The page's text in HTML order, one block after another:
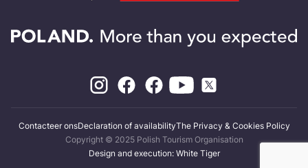
Contacteer onsDeclaration of availabilityThe Privacy & Cookies Policy
Copyright © 2025 Polish Tourism Organisation
Design and execution: White Tiger